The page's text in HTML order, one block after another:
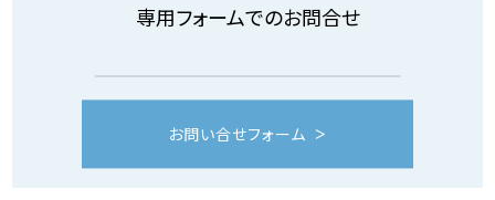
専用フォームでのお問合せ
お問い合せフォーム